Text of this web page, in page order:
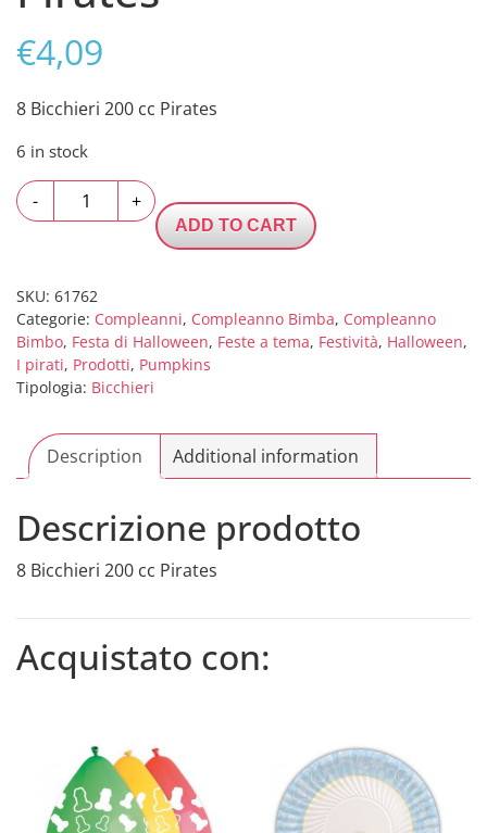
€4,09
8 Bicchieri 200 cc Pirates
6 in stock
-
Bicchieri
Pirates
quantity
+
ADD TO CART
SKU: 61762
Categorie: Compleanni, Compleanno Bimba, Compleanno
Bimbo, Festa di Halloween, Feste a tema, Festività, Halloween,
I pirati, Prodotti, Pumpkins
Tipologia: Bicchieri
Description Additional information
Descrizione prodotto
8 Bicchieri 200 cc Pirates
Acquistato con: